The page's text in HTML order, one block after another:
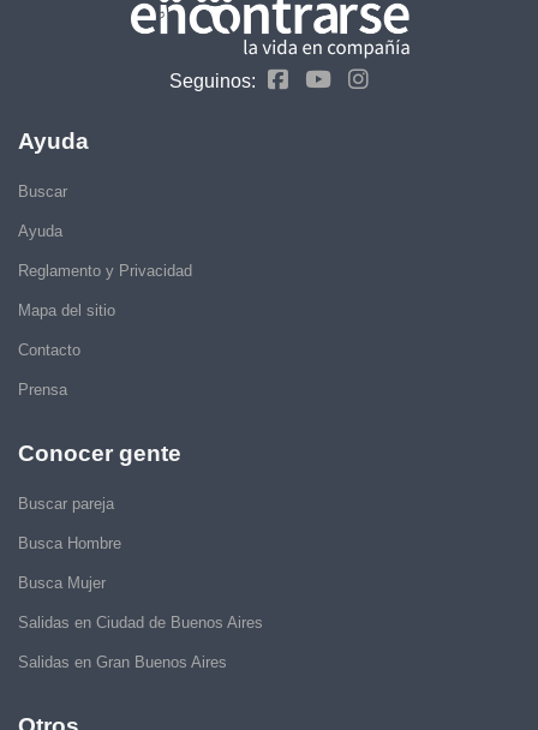
Seguinos:
Ayuda
Buscar
Ayuda
Reglamento y Privacidad
Mapa del sitio
Contacto
Prensa
Conocer gente
Buscar pareja
Busca Hombre
Busca Mujer
Salidas en Ciudad de Buenos Aires
Salidas en Gran Buenos Aires